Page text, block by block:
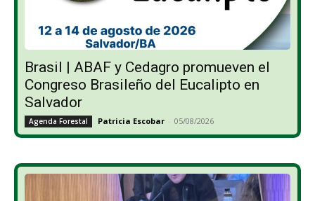
Brasil | ABAF y Cedagro promueven el
Congreso Brasileño del Eucalipto en
Salvador
Agenda Forestal Patricia Escobar - 05/08/2026